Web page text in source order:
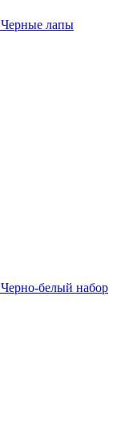
Черные лапы
Черно-белый набор